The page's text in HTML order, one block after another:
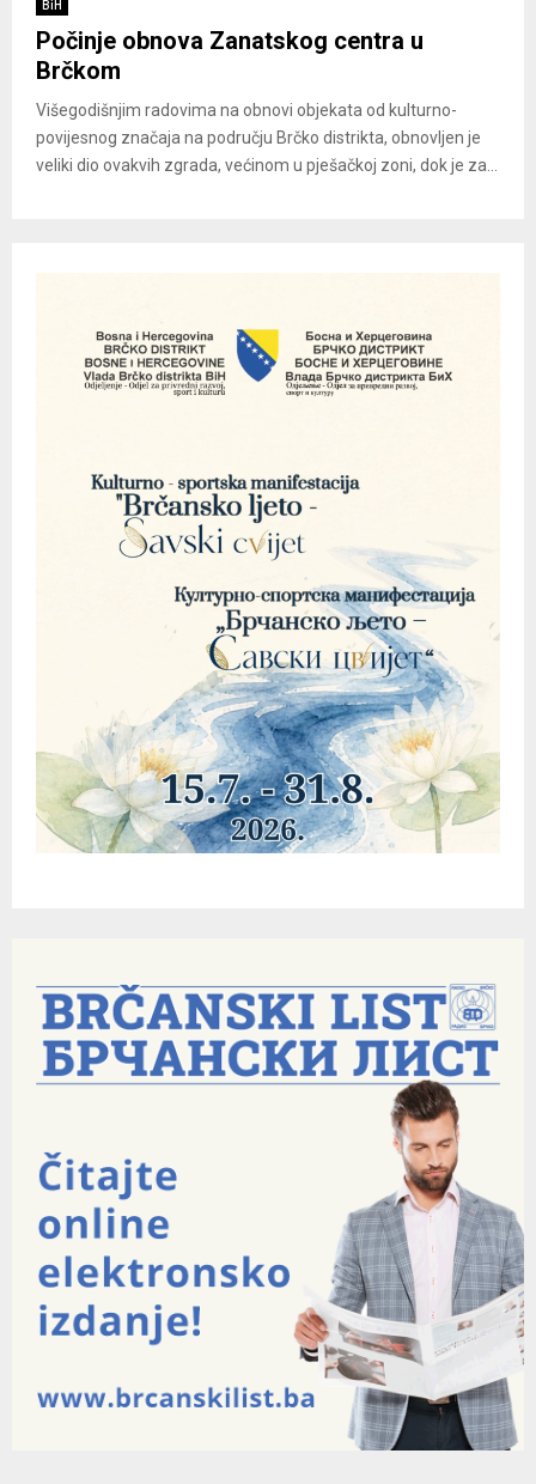
BiH
Počinje obnova Zanatskog centra u
Brčkom
Višegodišnjim radovima na obnovi objekata od kulturno-
povijesnog značaja na području Brčko distrikta, obnovljen je
veliki dio ovakvih zgrada, većinom u pješačkoj zoni, dok je za...